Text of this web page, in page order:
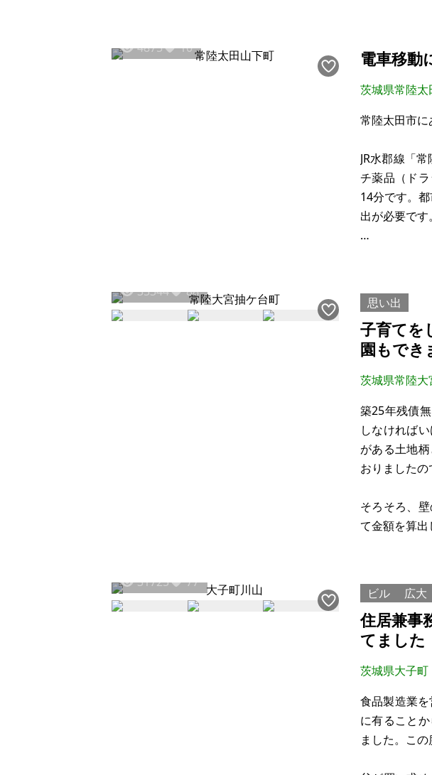
希望価格：
※現状有姿、
※問い合わせ
※物件を安く
ります。ご
4875 10 電車移動
茨城県常陸太
常陸太田市に
JR水郡線「
チ薬品（ド
14分です。
出が必要です
【物件概要】
場所：茨城県
土地：384.46
建物：無し
現況：更地
希望価格：
権利：所有権
地目：宅地
35344 88
思い出
子育てを
園もでき
茨城県常陸大
築25年残債
しなければ
がある土地
おりましたの
そろそろ、
て金額を算
東日本大震災
31725 77
ビル 広大
住居兼事
てました
茨城県大子町
食品製造業
に有ること
ました。こ